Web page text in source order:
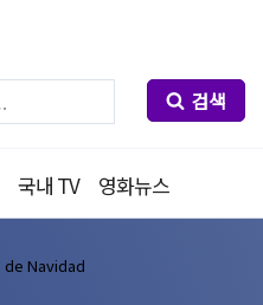
검색
국내 TV 영화뉴스